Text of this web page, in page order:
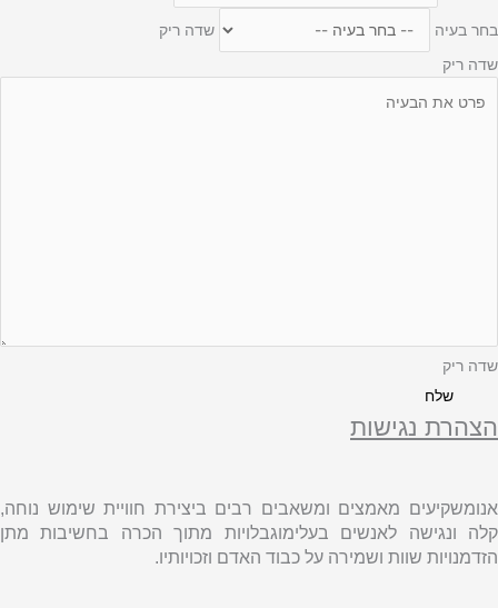
בחר בעיה
שדה ריק
שדה ריק
שדה ריק
שלח
הצהרת נגישות
אנומשקיעים מאמצים ומשאבים רבים ביצירת חוויית שימוש נוחה,
קלה ונגישה לאנשים בעלימוגבלויות מתוך הכרה בחשיבות מתן
הזדמנויות שוות ושמירה על כבוד האדם וזכויותיו.